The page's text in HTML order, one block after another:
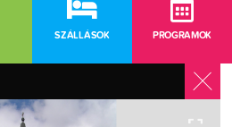
SZÁLLÁSOK PROGRAMOK